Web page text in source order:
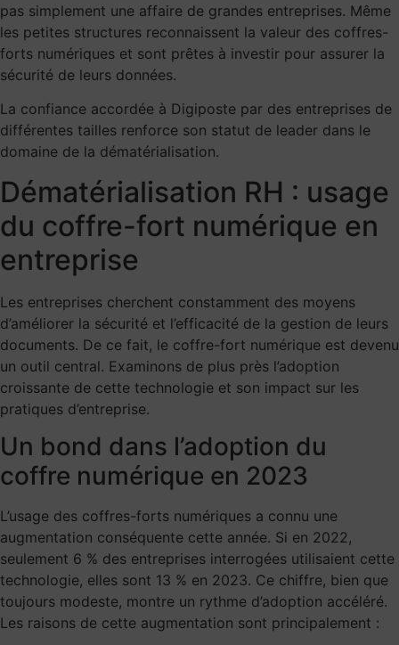
pas simplement une affaire de grandes entreprises. Même
les petites structures reconnaissent la valeur des coffres-
forts numériques et sont prêtes à investir pour assurer la
sécurité de leurs données.
La confiance accordée à Digiposte par des entreprises de
différentes tailles renforce son statut de leader dans le
domaine de la dématérialisation.
Dématérialisation RH : usage
du coffre-fort numérique en
entreprise
Les entreprises cherchent constamment des moyens
d’améliorer la sécurité et l’efficacité de la gestion de leurs
documents. De ce fait, le coffre-fort numérique est devenu
un outil central. Examinons de plus près l’adoption
croissante de cette technologie et son impact sur les
pratiques d’entreprise.
Un bond dans l’adoption du
coffre numérique en 2023
L’usage des coffres-forts numériques a connu une
augmentation conséquente cette année. Si en 2022,
seulement 6 % des entreprises interrogées utilisaient cette
technologie, elles sont 13 % en 2023. Ce chiffre, bien que
toujours modeste, montre un rythme d’adoption accéléré.
Les raisons de cette augmentation sont principalement :